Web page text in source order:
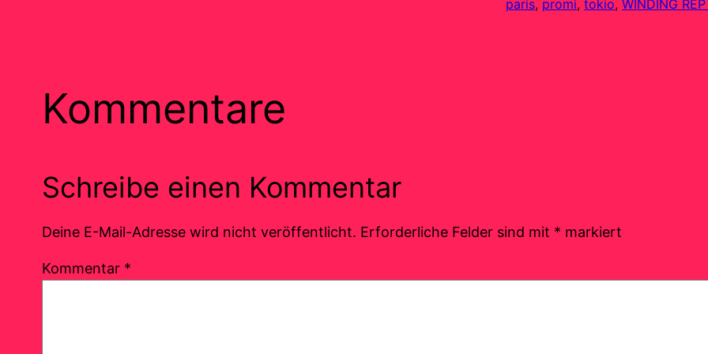
paris, promi, tokio, WINDING
Kommentare
Schreibe einen Kommentar
Deine E-Mail-Adresse wird nicht veröffentlicht. Erforderliche Felder sind mit * markiert
Kommentar *